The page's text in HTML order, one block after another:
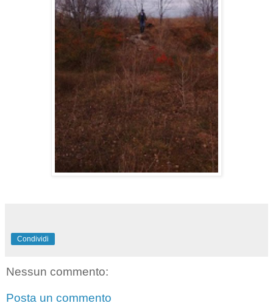
Condividi
Nessun commento:
Posta un commento